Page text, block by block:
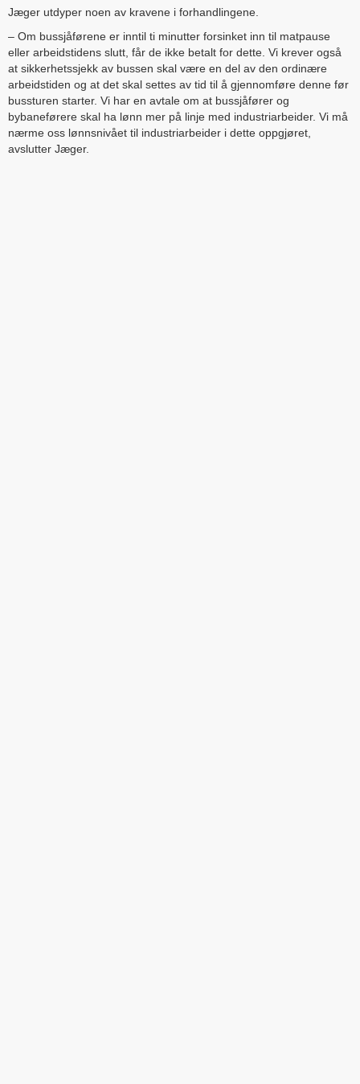
Jæger utdyper noen av kravene i forhandlingene.
– Om bussjåførene er inntil ti minutter forsinket inn til matpause
eller arbeidstidens slutt, får de ikke betalt for dette. Vi krever også
at sikkerhetssjekk av bussen skal være en del av den ordinære
arbeidstiden og at det skal settes av tid til å gjennomføre denne før
bussturen starter. Vi har en avtale om at bussjåfører og
bybaneførere skal ha lønn mer på linje med industriarbeider. Vi må
nærme oss lønnsnivået til industriarbeider i dette oppgjøret,
avslutter Jæger.